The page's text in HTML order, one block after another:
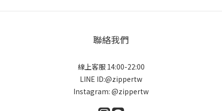
聯絡我們
線上客服 14:00-22:00
LINE ID:@zippertw
Instagram: @zippertw